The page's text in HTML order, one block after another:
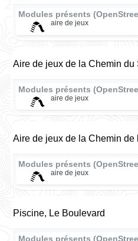
Modules présents
aire de jeux
Aire de jeux de la Chemin du
Modules présents
aire de jeux
Aire de jeux de la Chemin de
Modules présents
aire de jeux
Piscine, Le Boulevard
Modules présents